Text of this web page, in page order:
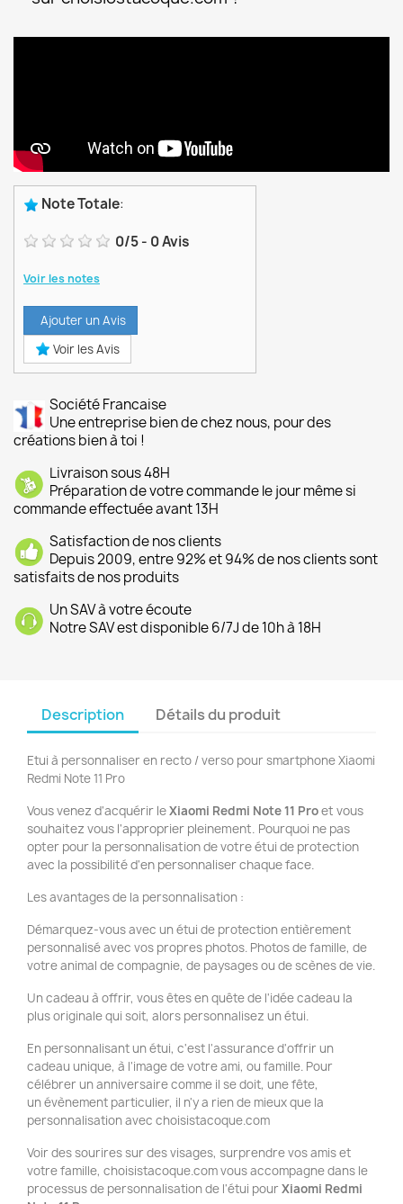
Note Totale:
0/5- 0Avis
Voir les notes
Ajouter un Avis
Voir les Avis
Société Francaise
Une entreprise bien de chez nous, pour des
créations bien à toi !
Livraison sous 48H
Préparation de votre commande le jour même si
commande effectuée avant 13H
Satisfaction de nos clients
Depuis 2009, entre 92% et 94% de nos clients sont
satisfaits de nos produits
Un SAV à votre écoute
Notre SAV est disponible 6/7J de 10h à 18H
Description Détails du produit
Etui à personnaliser en recto / verso pour smartphone Xiaomi
Redmi Note 11 Pro
Vous venez d'acquérir leXiaomi Redmi Note 11 Proet vous
souhaitez vous l'approprier pleinement. Pourquoi ne pas
opter pour la personnalisation de votre étui de protection
avec la possibilité d'en personnaliser chaque face.
Les avantages de la personnalisation :
Démarquez-vous avec un étui de protection entièrement
personnalisé avec vos propres photos. Photos de famille, de
votre animal de compagnie, de paysages ou de scènes de vie.
Un cadeau à offrir, vous êtes en quête de l'idée cadeau la
plus originale qui soit, alors personnalisez un étui.
En personnalisant un étui, c'est l'assurance d'offrir un
cadeau unique, à l'image de votre ami, ou famille. Pour
célébrer un anniversaire comme il se doit, une fête,
un évènement particulier, il n'y a rien de mieux que la
personnalisation avec choisistacoque.com
Voir des sourires sur des visages, surprendre vos amis et
votre famille, choisistacoque.com vous accompagne dans le
processus de personnalisation de l'étui pour Xiaomi Redmi